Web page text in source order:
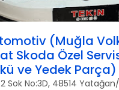
(Muğla
Skoda Özel
ve Yedek Parça)
Sok No:3D, 48514